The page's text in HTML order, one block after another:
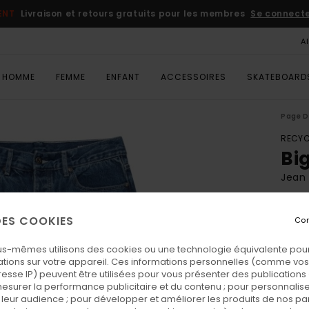
Livraison et retours gratuits pour les membres Se
HOMME FEMME ENFANT ACCESSOIRES
Page
Jean
BONS
COOKIES
mêmes utilisons des cookies ou une technologie équivalente
sur votre appareil. Ces informations personnelles (comme
IP) peuvent être utilisées pour vous présenter des publications
la performance publicitaire et du contenu ; pour
audience ; pour développer et améliorer les produits de nos